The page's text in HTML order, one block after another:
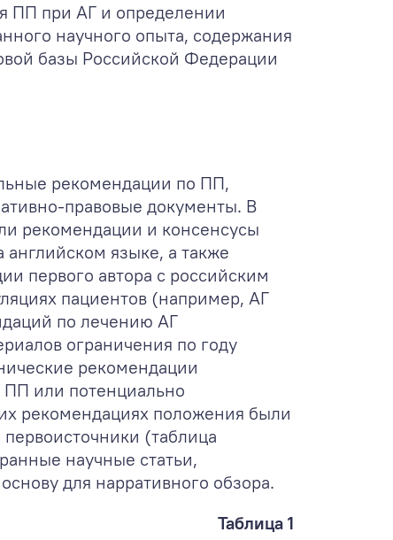
ПП при АГ и определении
научного опыта, содержания
базы Российской Федерации
рекомендации по ПП,
правовые документы. В
рекомендации и консенсусы
языке, а также
первого автора с российским
пациентов (например, АГ
по лечению АГ
ограничения по году
рекомендации
или потенциально
рекомендациях положения были
(таблица
научные статьи,
для нарративного обзора.
Таблица 1